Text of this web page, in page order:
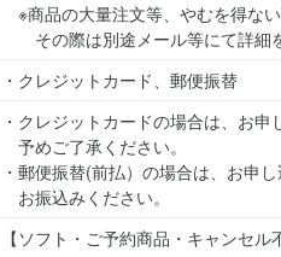
※商品の大量注文等、やむを得な
その際は別途メール等にて詳細を
・クレジットカード、郵便振替
・クレジットカードの場合は、お申
予めご了承ください。
・郵便振替(前払）の場合は、お申
お振込みください。
【ソフト・ご予約商品・キャンセル